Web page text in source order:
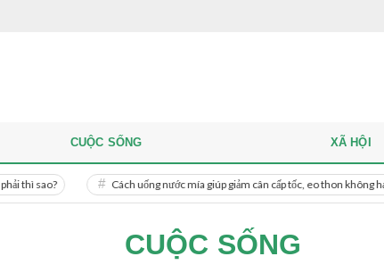
Cách uống nước mía giúp giảm cân cấp tốc, eo thon không hại sức khỏe
CUỘC SỐNG XÃ HỘI
CUỘC SỐNG